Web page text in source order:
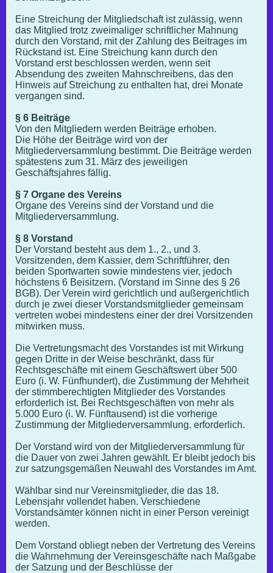
Eine Streichung der Mitgliedschaft ist zulässig, wenn
das Mitglied trotz zweimaliger schriftlicher Mahnung
durch den Vorstand, mit der Zahlung des Beitrages im
Rückstand ist. Eine Streichung kann durch den
Vorstand erst beschlossen werden, wenn seit
Absendung des zweiten Mahnschreibens, das den
Hinweis auf Streichung zu enthalten hat, drei Monate
vergangen sind.
§ 6 Beiträge
Von den Mitgliedern werden Beiträge erhoben.
Die Höhe der Beiträge wird von der
Mitgliederversammlung bestimmt. Die Beiträge werden
spätestens zum 31. März des jeweiligen
Geschäftsjahres fällig.
§ 7 Organe des Vereins
Organe des Vereins sind der Vorstand und die
Mitgliederversammlung.
§ 8 Vorstand
Der Vorstand besteht aus dem 1., 2., und 3.
Vorsitzenden, dem Kassier, dem Schriftführer, den
beiden Sportwarten sowie mindestens vier, jedoch
höchstens 6 Beisitzern. (Vorstand im Sinne des § 26
BGB). Der Verein wird gerichtlich und außergerichtlich
durch je zwei dieser Vorstandsmitglieder gemeinsam
vertreten wobei mindestens einer der drei Vorsitzenden
mitwirken muss.
Die Vertretungsmacht des Vorstandes ist mit Wirkung
gegen Dritte in der Weise beschränkt, dass für
Rechtsgeschäfte mit einem Geschäftswert über 500
Euro (i. W. Fünfhundert), die Zustimmung der Mehrheit
der stimmberechtigten Mitglieder des Vorstandes
erforderlich ist. Bei Rechtsgeschäften von mehr als
5.000 Euro (i. W. Fünftausend) ist die vorherige
Zustimmung der Mitgliederversammlung. erforderlich.
Der Vorstand wird von der Mitgliederversammlung für
die Dauer von zwei Jahren gewählt. Er bleibt jedoch bis
zur satzungsgemäßen Neuwahl des Vorstandes im Amt.
Wählbar sind nur Vereinsmitglieder, die das 18.
Lebensjahr vollendet haben. Verschiedene
Vorstandsämter können nicht in einer Person vereinigt
werden.
Dem Vorstand obliegt neben der Vertretung des Vereins
die Wahrnehmung der Vereinsgeschäfte nach Maßgabe
der Satzung und der Beschlüsse der